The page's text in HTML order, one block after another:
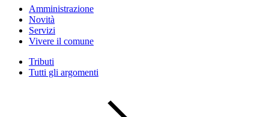
Amministrazione
Novità
Servizi
Vivere il comune
Tributi
Tutti gli argomenti